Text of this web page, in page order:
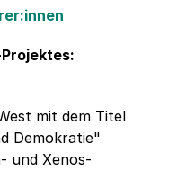
mit dem Titel
Demokratie"
und Xenos-